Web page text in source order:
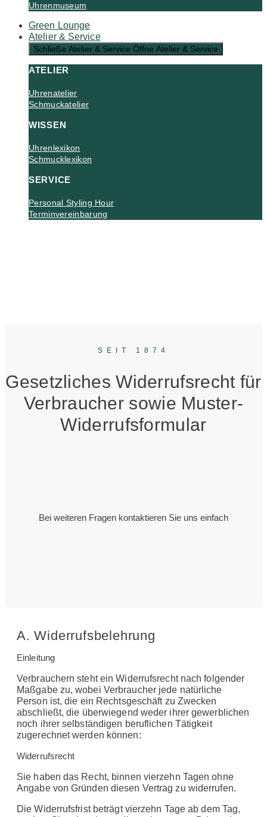
Uhrenmuseum
Green Lounge
Atelier & Service
Schließe Atelier & Service Öffne Atelier & Service
ATELIER
Uhrenatelier
Schmuckatelier
WISSEN
Uhrenlexikon
Schmucklexikon
SERVICE
Personal Styling Hour
Terminvereinbarung
SEIT 1874
Gesetzliches Widerrufsrecht für
Verbraucher sowie Muster-
Widerrufsformular
Bei weiteren Fragen kontaktieren Sie uns einfach
A. Widerrufsbelehrung
Einleitung
Verbrauchern steht ein Widerrufsrecht nach folgender
Maßgabe zu, wobei Verbraucher jede natürliche
Person ist, die ein Rechtsgeschäft zu Zwecken
abschließt, die überwiegend weder ihrer gewerblichen
noch ihrer selbständigen beruflichen Tätigkeit
zugerechnet werden können:
Widerrufsrecht
Sie haben das Recht, binnen vierzehn Tagen ohne
Angabe von Gründen diesen Vertrag zu widerrufen.
Die Widerrufsfrist beträgt vierzehn Tage ab dem Tag,